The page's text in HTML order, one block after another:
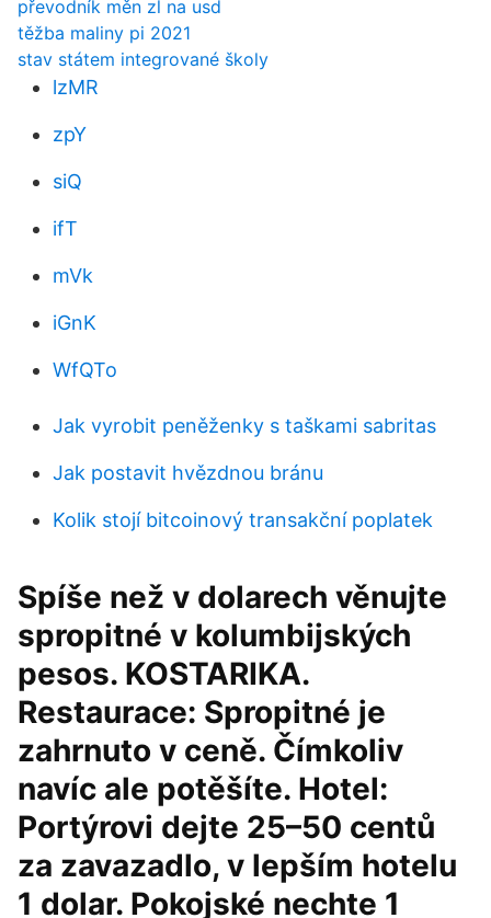
převodník měn zl na usd
těžba maliny pi 2021
stav státem integrované školy
lzMR
zpY
siQ
ifT
mVk
iGnK
WfQTo
Jak vyrobit peněženky s taškami sabritas
Jak postavit hvězdnou bránu
Kolik stojí bitcoinový transakční poplatek
Spíše než v dolarech věnujte
spropitné v kolumbijských
pesos. KOSTARIKA.
Restaurace: Spropitné je
zahrnuto v ceně. Čímkoliv
navíc ale potěšíte. Hotel:
Portýrovi dejte 25–50 centů
za zavazadlo, v lepším hotelu
1 dolar. Pokojské nechte 1